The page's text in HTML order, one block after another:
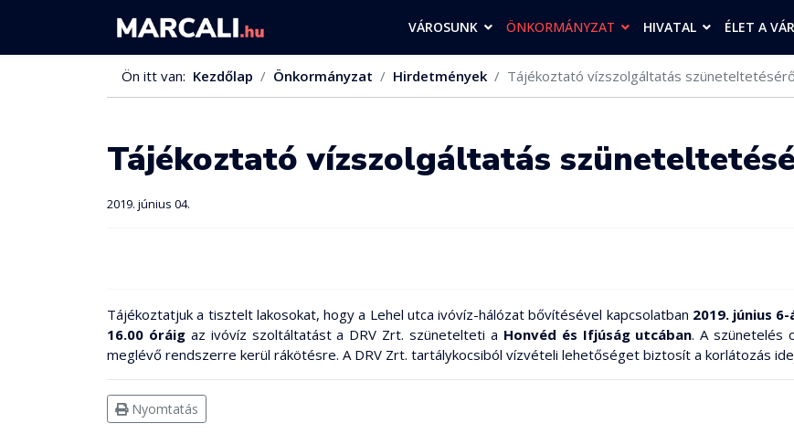
VÁROSUNK ÖNKORMÁNYZAT HIVATAL ÉLET A
Ön itt van: Kezdőlap Önkormányzat Hirdetmények Tájékoztató vízszolgáltatás
Tájékoztató vízszolgáltatás
2019. június 04.
Tájékoztatjuk a tisztelt lakosokat, hogy a Lehel utca ivóvíz-hálózat bővítésével kapcsolatban 2019. június
16.00 óráigaz ivóvíz szoltáltatást a DRV Zrt. szünetelteti a Honvéd és Ifjúság utcában. A szünetelés
meglévő rendszerre kerül rákötésre. A DRV Zrt. tartálykocsiból vízvételi lehetőséget biztosít a korlátozás
Nyomtatás